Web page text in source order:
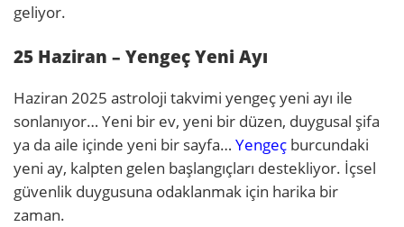
geliyor.
25 Haziran – Yengeç Yeni Ayı
Haziran 2025 astroloji takvimi yengeç yeni ayı ile
sonlanıyor… Yeni bir ev, yeni bir düzen, duygusal şifa
ya da aile içinde yeni bir sayfa… Yengeç burcundaki
yeni ay, kalpten gelen başlangıçları destekliyor. İçsel
güvenlik duygusuna odaklanmak için harika bir
zaman.